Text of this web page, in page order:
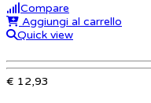
Compare
Aggiungi al carrello
Quick view
€ 12,93